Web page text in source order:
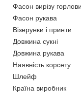
Фасон вирізу
Фасон рукава
Візерунки і принти
Довжина сукні
Довжина рукава
Наявність корсету
Шлейф
Країна виробник